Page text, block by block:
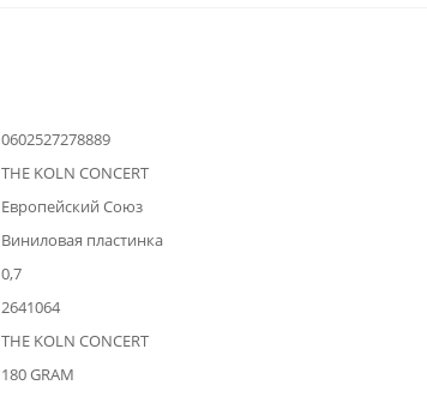
0602527278889
THE KOLN CONCERT
Европейский Союз
Виниловая пластинка
0,7
2641064
THE KOLN CONCERT
180 GRAM